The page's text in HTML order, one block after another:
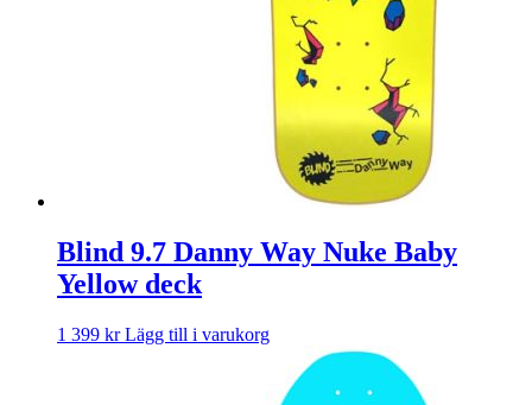
Blind 9.7 Danny Way Nuke Baby
Yellow deck
1 399 kr Lägg till i varukorg